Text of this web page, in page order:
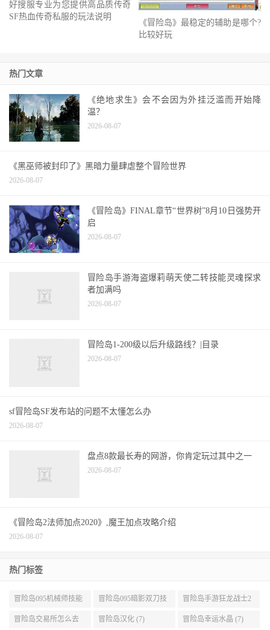
好搜服专业为您提供高品质传奇
《冒险岛》最稳定的辅助是哪个?
比较好玩
热门文章
《绝地求生》会不会因为外挂泛滥而开始降
温？
2026-08-07
《黑巫师被封印了》黑暗力量肆虐整个冒险世界
2026-08-07
《冒险岛》FINAL章节“世界树”8月10日强势开
启
2026-08-07
冒险岛手游海盗爆莉萌天使二转技能灵魂探求
者加满吗
2026-08-07
冒险岛1-200级以后升级路线？|目录
2026-08-07
sf冒险岛SF发布站的问题不太懂怎么办
2026-08-07
盘点8款最长寿的网游，你肯定玩过其中之一
2026-08-07
《冒险岛2法师加点2020》,魔王加点攻略介绍
2026-08-07
热门标签
冒险岛095机械师技能
展示 (9)
冒险岛095暗影双刀技
能加点 (9)
冒险岛手游狂龙战士2
转 (9)
冒险岛交易所怎么去 冒险岛汉化 (7) 冒险岛幸运水晶 (7)